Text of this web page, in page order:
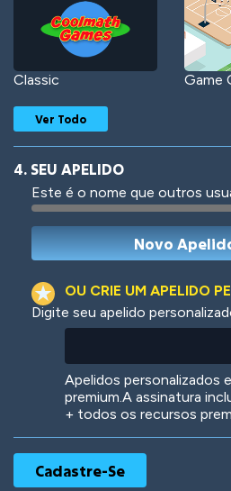
Classic Game
Woof Jungle
Ver Todo
4. SEU APELIDO
Este é o nome que outros
OU CRIE UM APELIDO
Digite seu apelido
Apelidos personalizados
premium.A assinatura
+ todos os recursos